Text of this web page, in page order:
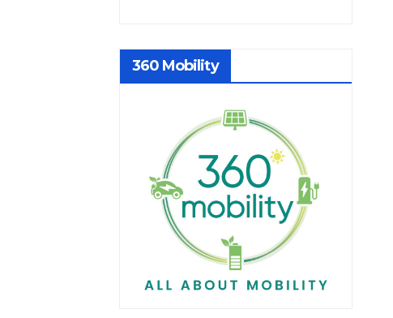
360 Mobility